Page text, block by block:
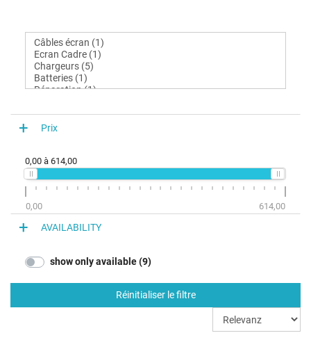
Prix
0,00 à 614,00
0,00 614,00
AVAILABILITY
show only available (9)
Réinitialiser le filtre